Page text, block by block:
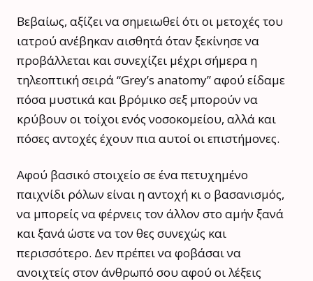
Βεβαίως, αξίζει να σημειωθεί ότι οι μετοχές του
ιατρού ανέβηκαν αισθητά όταν ξεκίνησε να
προβάλλεται και συνεχίζει μέχρι σήμερα η
τηλεοπτική σειρά “Grey’s anatomy” αφού είδαμε
πόσα μυστικά και βρόμικο σεξ μπορούν να
κρύβουν οι τοίχοι ενός νοσοκομείου, αλλά και
πόσες αντοχές έχουν πια αυτοί οι επιστήμονες.
Αφού βασικό στοιχείο σε ένα πετυχημένο
παιχνίδι ρόλων είναι η αντοχή κι ο βασανισμός,
να μπορείς να φέρνεις τον άλλον στο αμήν ξανά
και ξανά ώστε να τον θες συνεχώς και
περισσότερο. Δεν πρέπει να φοβάσαι να
ανοιχτείς στον άνθρωπό σου αφού οι λέξεις